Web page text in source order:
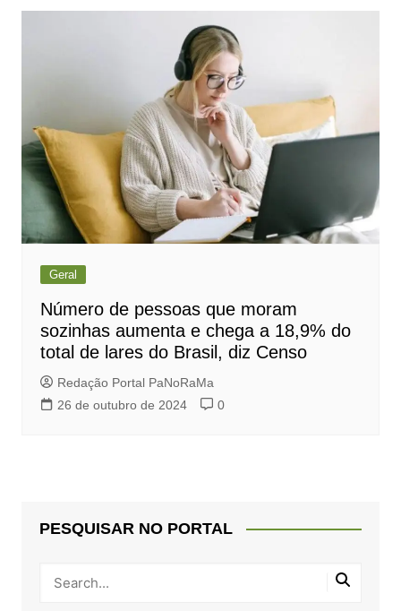
Geral
Número de pessoas que moram
sozinhas aumenta e chega a 18,9% do
total de lares do Brasil, diz Censo
Redação Portal PaNoRaMa
26 de outubro de 2024
0
PESQUISAR NO PORTAL